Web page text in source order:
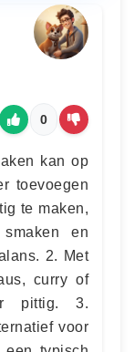
0
kan op
toevoegen
te maken,
en
2. Met
curry of
pittig. 3.
voor